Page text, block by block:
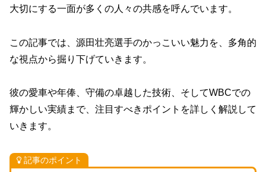
大切にする一面が多くの人々の共感を呼んでいます。
この記事では、源田壮亮選手のかっこいい魅力を、多角的
な視点から掘り下げていきます。
彼の愛車や年俸、守備の卓越した技術、そしてWBCでの
輝かしい実績まで、注目すべきポイントを詳しく解説して
いきます。
記事のポイント